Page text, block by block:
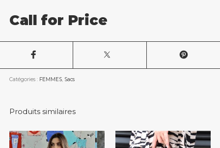
Call for Price
Catégories : FEMMES, Sacs
Produits similaires